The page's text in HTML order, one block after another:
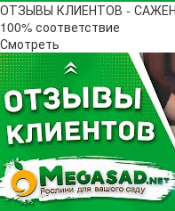
ОТЗЫВЫ КЛИЕНТОВ -
100% соответствие
Смотреть